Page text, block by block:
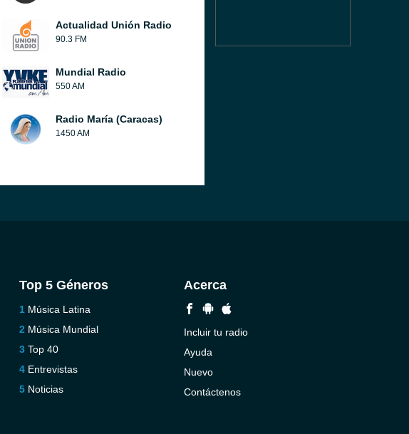
Actualidad Unión Radio
90.3 FM
Mundial Radio
550 AM
Radio María (Caracas)
1450 AM
Top 5 Géneros
Música Latina
Música Mundial
Top 40
Entrevistas
Noticias
Acerca
Incluir tu radio
Ayuda
Nuevo
Contáctenos